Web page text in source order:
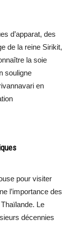
d’apparat, des
de la reine Sirikit,
la soie
souligne
en
pour visiter
l’importance des
Le
décennies